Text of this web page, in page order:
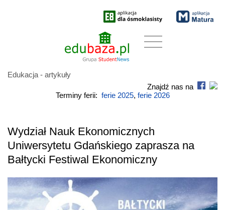
Edukacja - artykuły
Znajdź nas na
Terminy ferii: ferie 2025, ferie 2026
Wydział Nauk Ekonomicznych
Uniwersytetu Gdańskiego zaprasza na
Bałtycki Festiwal Ekonomiczny